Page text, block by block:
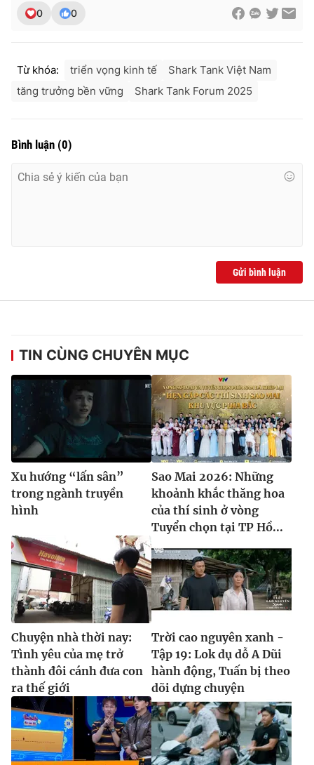
0 0
Từ khóa: triển vọng kinh tế
Shark Tank Việt Nam
tăng trưởng bền vững
Shark Tank Forum 2025
Bình luận (0)
Gửi bình luận
TIN CÙNG CHUYÊN MỤC
Xu hướng “lấn sân”
trong ngành truyền
hình
Sao Mai 2026: Những
khoảnh khắc thăng hoa
của thí sinh ở vòng
Tuyển chọn tại TP Hồ...
Chuyện nhà thời nay:
Tình yêu của mẹ trở
thành đôi cánh đưa con
ra thế giới
Trời cao nguyên xanh -
Tập 19: Lok dụ dỗ A Dũi
hành động, Tuấn bị theo
dõi dựng chuyện